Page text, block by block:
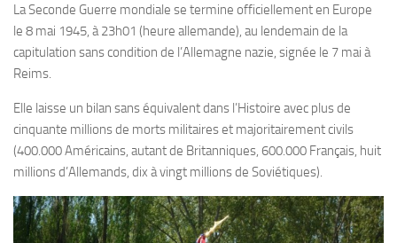
La Seconde Guerre mondiale se termine officiellement en Europe
le 8 mai 1945, à 23h01 (heure allemande), au lendemain de la
capitulation sans condition de l’Allemagne nazie, signée le 7 mai à
Reims.
Elle laisse un bilan sans équivalent dans l’Histoire avec plus de
cinquante millions de morts militaires et majoritairement civils
(400.000 Américains, autant de Britanniques, 600.000 Français, huit
millions d’Allemands, dix à vingt millions de Soviétiques).